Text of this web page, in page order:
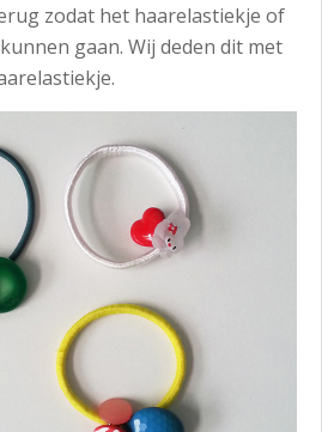
zodat het haarelastiekje of
gaan. Wij deden dit met